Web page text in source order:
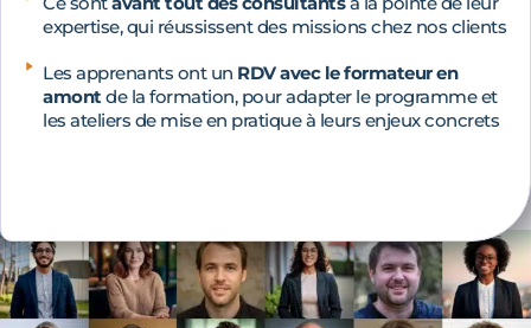
expertise, qui réussissent des missions chez nos clients
Les apprenants ont un RDV avec le formateur en
amontde la formation, pour adapter le programme et
les ateliers de mise en pratique à leurs enjeux concrets